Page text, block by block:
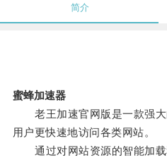
简介
蜜蜂加速器
老王加速官网版是一款强大
用户更快速地访问各类网站。
通过对网站资源的智能加载